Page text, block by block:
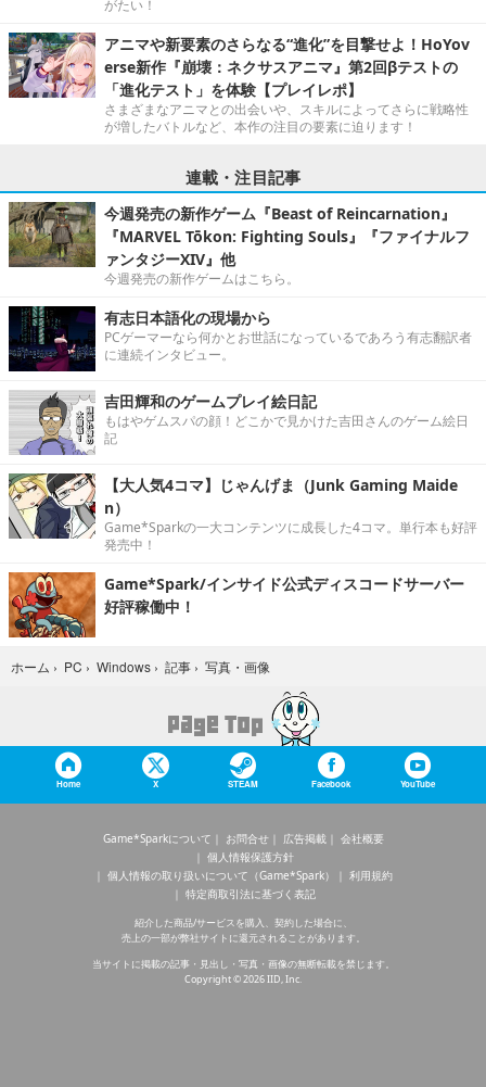
がたい！
アニマや新要素のさらなる“進化”を目撃せよ！HoYov
erse新作『崩壊：ネクサスアニマ』第2回βテストの
「進化テスト」を体験【プレイレポ】
さまざまなアニマとの出会いや、スキルによってさらに戦略性
が増したバトルなど、本作の注目の要素に迫ります！
連載・注目記事
今週発売の新作ゲーム『Beast of Reincarnation』
『MARVEL Tōkon: Fighting Souls』『ファイナルフ
ァンタジーXIV』他
今週発売の新作ゲームはこちら。
有志日本語化の現場から
PCゲーマーなら何かとお世話になっているであろう有志翻訳者
に連続インタビュー。
吉田輝和のゲームプレイ絵日記
もはやゲムスパの顔！どこかで見かけた吉田さんのゲーム絵日
記
【大人気4コマ】じゃんげま（Junk Gaming Maide
n）
Game*Sparkの一大コンテンツに成長した4コマ。単行本も好評
発売中！
Game*Spark/インサイド公式ディスコードサーバー
好評稼働中！
ホーム › PC › Windows › 記事 › 写真・画像
Home X STEAM Facebook YouTube
Game*Sparkについて お問合せ 広告掲載
会社概要
個人情報保護方針
個人情報の取り扱いについて（Game*Spark）
利用規約
特定商取引法に基づく表記
紹介した商品/サービスを購入、契約した場合に、
売上の一部が弊社サイトに還元されることがあります。
当サイトに掲載の記事・見出し・写真・画像の無断転載を禁じます。
Copyright © 2026 IID, Inc.